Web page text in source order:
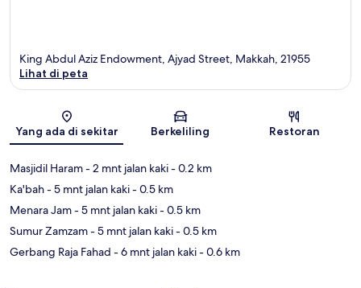
Peta
King Abdul Aziz Endowment, Ajyad Street, Makkah, 21955
Lihat di peta
Yang ada di sekitar Berkeliling Restoran
Masjidil Haram- 2 mnt jalan kaki- 0.2 km
Ka'bah- 5 mnt jalan kaki- 0.5 km
Menara Jam- 5 mnt jalan kaki- 0.5 km
Sumur Zamzam- 5 mnt jalan kaki- 0.5 km
Gerbang Raja Fahad - 6 mnt jalan kaki- 0.6 km